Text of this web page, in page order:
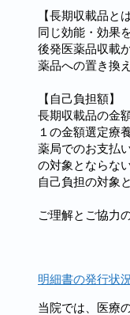
【長期収載品とは
同じ効能・効果
後発医薬品収載
薬品への置き換
【自己負担額】
長期収載品の金
１の金額選定療
薬局でのお支払
の対象とならな
自己負担の対象
ご理解とご協力
明細書の発行状
当院では、医療